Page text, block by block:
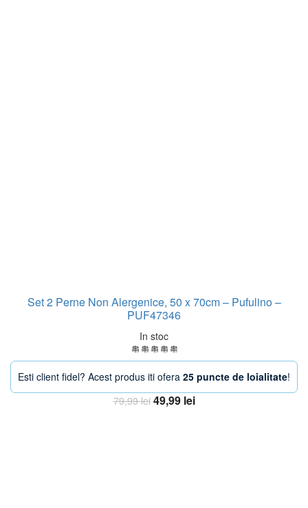
Set 2 Perne Non Alergenice, 50 x 70cm – Pufulino –
PUF47346
In stoc
Esti client fidel? Acest produs iti ofera 25 puncte de loialitate!
79,99lei Prețul
49,99 leiPrețul